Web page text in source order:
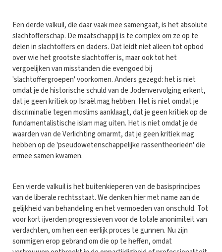
Een derde valkuil, die daar vaak mee samengaat, is het absolute
slachtofferschap. De maatschappij is te complex om ze op te
delen in slachtoffers en daders. Dat leidt niet alleen tot opbod
over wie het grootste slachtoffer is, maar ook tot het
vergoelijken van misstanden die evengoed bij
'slachtoffergroepen' voorkomen. Anders gezegd: het is niet
omdat je de historische schuld van de Jodenvervolging erkent,
dat je geen kritiek op Israël mag hebben. Het is niet omdat je
discriminatie tegen moslims aanklaagt, dat je geen kritiek op de
fundamentalistische islam mag uiten. Het is niet omdat je de
waarden van de Verlichting omarmt, dat je geen kritiek mag
hebben op de 'pseudowetenschappelijke rassentheorieën' die
ermee samen kwamen.
Een vierde valkuil is het buitenkieperen van de basisprincipes
van de liberale rechtsstaat. We denken hier met name aan de
gelijkheid van behandeling en het vermoeden van onschuld. Tot
voor kort ijverden progressieven voor de totale anonimiteit van
verdachten, om hen een eerlijk proces te gunnen. Nu zijn
sommigen erop gebrand om die op te heffen, omdat